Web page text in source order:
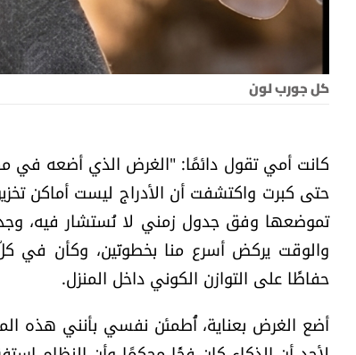
كل جورب لون
كانت أمي تقول دائمًا: "الغرض الذي أضعه في
حتى كبرت واكتشفت أن الأدراج ليست أماكن
تموضعها وفق جدول زمني لا نُستشار فيه،
والوقت يركض أسرع منا بخطوتَين، وكأن في
حفاظًا على التوازن الكوني داخل المنزل.
أضع الغرض بعناية، أُطمئن نفسي بأنني هذه